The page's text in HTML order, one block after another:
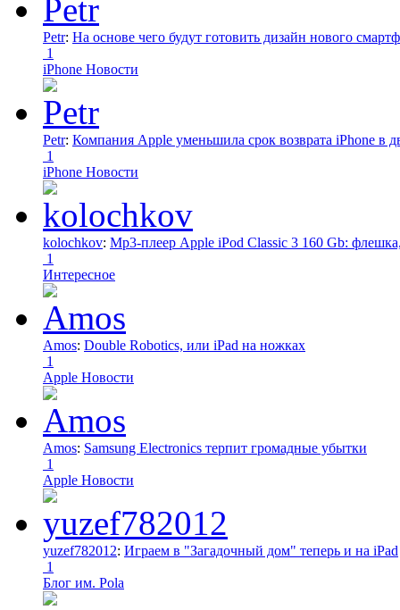
Petr: На основе чего будут готовить дизайн нового
1
iPhone Новости
Petr: Компания Apple уменьшила срок возврата iPhone в
1
iPhone Новости
kolochkov: Mp3-плеер Apple iPod Classic 3 160 Gb:
1
Интересное
Amos: Double Robotics, или iPad на ножках
1
Apple Новости
Amos: Samsung Electronics терпит громадные убытки
1
Apple Новости
yuzef782012: Играем в "Загадочный дом" теперь и на iPad
1
Блог им. Pola